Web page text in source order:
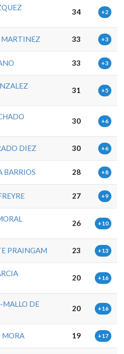
34 +2
MARTINEZ 33 +3
33 +3
31 +5
30 +6
DIEZ 30 +6
BARRIOS 28 +8
27 +9
26 +10
PRAINGAM 23 +13
20 +16
MALLO DE
20 +16
MORA 19 +17